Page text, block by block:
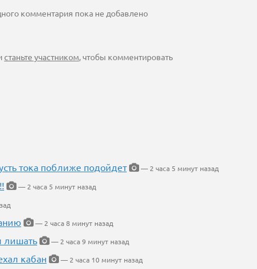
комментария пока не добавлено
станьте участником, чтобы комментировать
тока поближе подойдет
— 2 часа 5 минут назад
— 2 часа 5 минут назад
— 2 часа 8 минут назад
лишать
— 2 часа 9 минут назад
кабан
— 2 часа 10 минут назад